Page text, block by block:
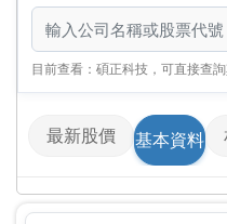
目前查看：碩正科技，可直接查
最新股價 基本資料